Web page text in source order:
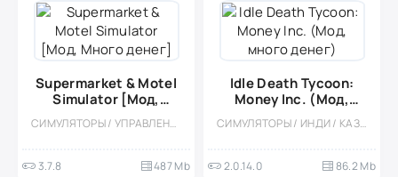
Supermarket & Motel
Simulator [Мод,
Много денег]
СИМУЛЯТОРЫ / УПРАВЛЕНИЕ / 3D / ОДНОПОЛЬЗОВАТЕЛЬСКИЕ / МОД / ВСТРОЕННЫЙ КЕШ / СТРАТЕГИИ
3.7.8 487 Mb
Idle Death Tycoon:
Money Inc. (Мод,
много денег)
СИМУЛЯТОРЫ / ИНДИ / КАЗУАЛЬНЫЕ / ОДНОПОЛЬЗОВАТЕЛЬСКИЕ / СТИЛИЗАЦИЯ / ОФЛАЙН / ДЛЯ ДЕТЕЙ / МОД
2.0.14.0 86.2 Mb